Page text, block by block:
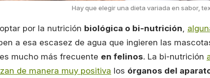
Hay que elegir una dieta variada en sabor,
por la nutrición biológica o bi-nutrición,
a esa escasez de agua que ingieren las
mucho más frecuente en felinos. La bi-nutrición
de manera muy positiva los órganos del